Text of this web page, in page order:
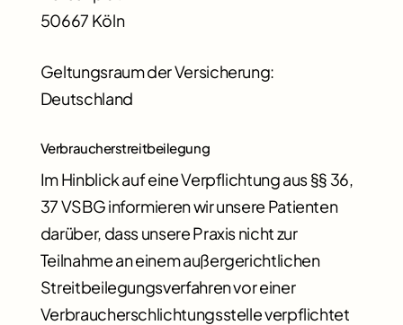
50667 Köln
Geltungsraum der Versicherung:
Deutschland
Verbraucherstreitbeilegung
Im Hinblick auf eine Verpflichtung aus §§ 36,
37 VSBG informieren wir unsere Patienten
darüber, dass unsere Praxis nicht zur
Teilnahme an einem außergerichtlichen
Streitbeilegungsverfahren vor einer
Verbraucherschlichtungsstelle verpflichtet